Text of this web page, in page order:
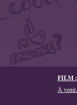
FILM :
À